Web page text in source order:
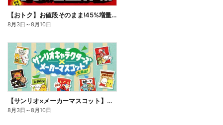
【おトク】お値段そのまま!45%増量作戦!
8月3日 ～8月10日
【サンリオ×メーカーマスコット】オリジナルグッズ貰える!
8月3日 ～8月10日